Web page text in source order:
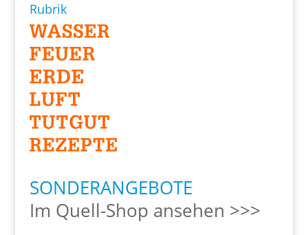
Rubrik
SONDERANGEBOTE
Im Quell-Shop ansehen >>>